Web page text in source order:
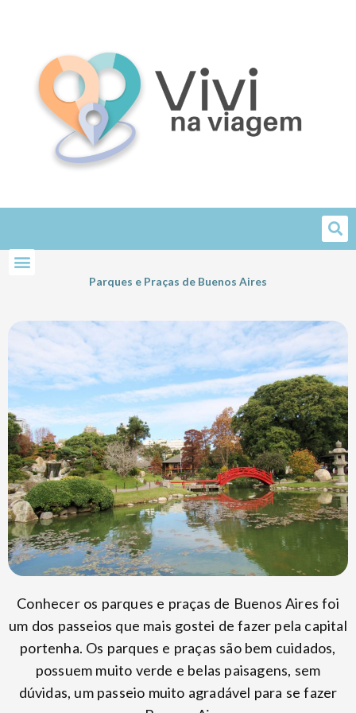
Parques e Praças de Buenos Aires
Conhecer os parques e praças de Buenos Aires foi
um dos passeios que mais gostei de fazer pela capital
portenha. Os parques e praças são bem cuidados,
possuem muito verde e belas paisagens, sem
dúvidas, um passeio muito agradável para se fazer